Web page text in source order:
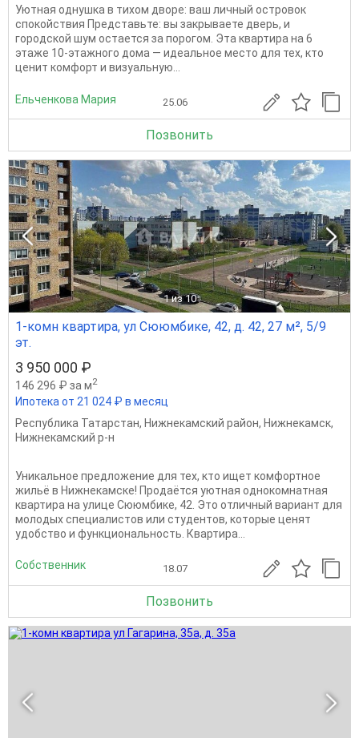
Уютная однушка в тихом дворе: ваш личный островок
спокойствия Представьте: вы закрываете дверь, и
городской шум остается за порогом. Эта квартира на 6
этаже 10-этажного дома — идеальное место для тех, кто
ценит комфорт и визуальную...
Ельченкова Мария 25.06
Позвонить
1 из 10
1-комн квартира, ул Сююмбике, 42, д. 42, 27 м², 5/9
эт.
3 950 000 ₽
146 296 ₽ за м2
Ипотека от 21 024 ₽ в месяц
Республика Татарстан, Нижнекамский район, Нижнекамск,
Нижнекамский р-н
Уникальное предложение для тех, кто ищет комфортное
жильё в Нижнекамске! Продаётся уютная однокомнатная
квартира на улице Сююмбике, 42. Это отличный вариант для
молодых специалистов или студентов, которые ценят
удобство и функциональность. Квартира...
Собственник 18.07
Позвонить